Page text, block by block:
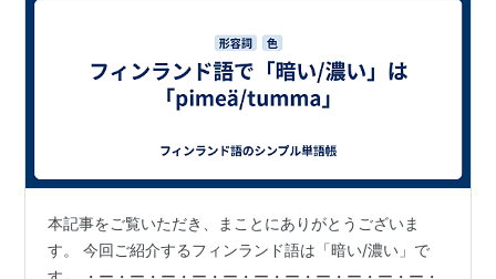
本記事をご覧いただき、まことにありがとうございま
す。 今回ご紹介するフィンランド語は「暗い/濃い」で